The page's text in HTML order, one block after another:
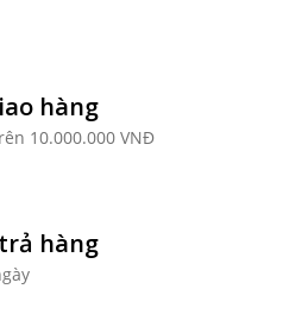
hàng
10.000.000 VNĐ
hàng